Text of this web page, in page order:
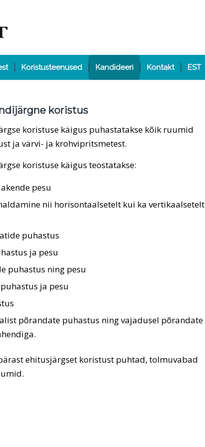
Koristusteenused Kandideeri Kontakt EST
koristus
koristuse käigus puhastatakse kõik ruumid
ja värvi- ja krohvipritsmetest.
koristuse käigus teostatakse:
pesu
nii horisontaalsetelt kui ka vertikaalsetelt
puhastus
ja pesu
puhastus ning pesu
ja pesu
põrandate puhastus ning vajadusel põrandate
ehitusjärgset koristust puhtad, tolmuvabad